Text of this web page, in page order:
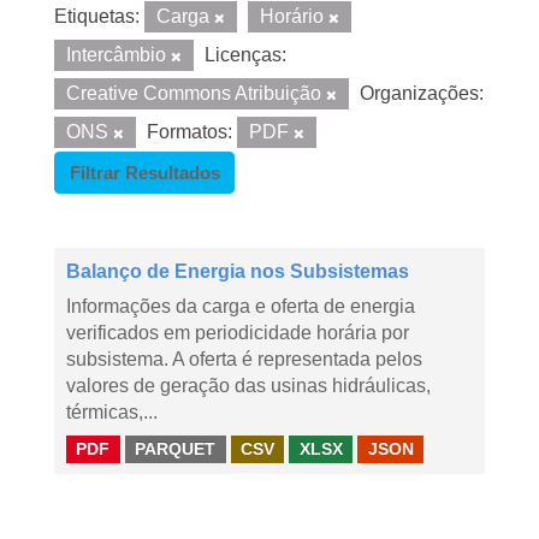
Etiquetas: Carga
Horário
Intercâmbio
Licenças:
Creative Commons Atribuição
Organizações:
ONS
Formatos:
PDF
Filtrar Resultados
Balanço de Energia nos Subsistemas
Informações da carga e oferta de energia
verificados em periodicidade horária por
subsistema. A oferta é representada pelos
valores de geração das usinas hidráulicas,
térmicas,...
PDF PARQUET CSV XLSX JSON